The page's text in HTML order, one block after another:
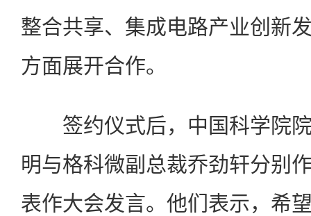
整合共享、集成电路产业创新
方面展开合作。
签约仪式后，中国科学院院
明与格科微副总裁乔劲轩分别
表作大会发言。他们表示，希